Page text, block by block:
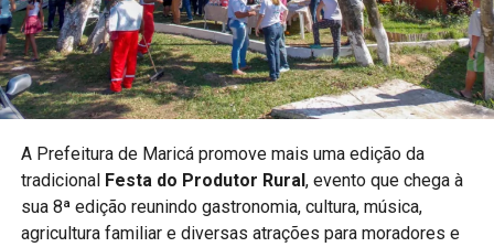
PUBLICIDADE
A realização do campeonato reforça o compromisso do
qualidade de vida.
Acompanhe a Maricá Web TV para mais notícias sobre
esporte e eventos na cidade.
A Prefeitura de Maricá promove mais uma edição da
tradicional Festa do Produtor Rural, evento que chega à
sua 8ª edição reunindo gastronomia, cultura, música,
agricultura familiar e diversas atrações para moradores e